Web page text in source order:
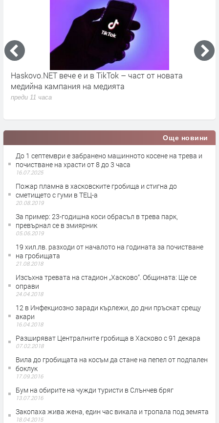
ОФК „Хасково“ стартира новия сезон с победа над
„Гигант“
преди 11 часа
Още новини
До 1 септември е забранено машинното косене на трева и
почистване на храсти от 8 до 3 часа
16.07.2025
Пожар пламна в хасковските гробища и стигна до
сметището с гуми в ТЕЦ-а
20.08.2019
За пример: 23-годишна коси обрасъл в трева парк,
превърнал се в змиярник
05.06.2019
19 хил.лв. разходи от началото на годината за почистване
на гробищата
21.08.2018
Изсъхна тревата на стадион „Хасково“. Общината: Ще се
оправи
24.04.2018
12 в Инфекциозно заради кърлежи, до дни пръскат срещу
акари
16.04.2018
Разширяват Централните гробища в Хасково с 91 декара
07.02.2018
Вила до гробищата на косъм да стане на пепел от подпален
боклук
17.09.2016
Бум на обирите на чужди туристи в Слънчев бряг
13.07.2016
Закопаха жива жена, един час викала и тропала под земята
18.04.2015